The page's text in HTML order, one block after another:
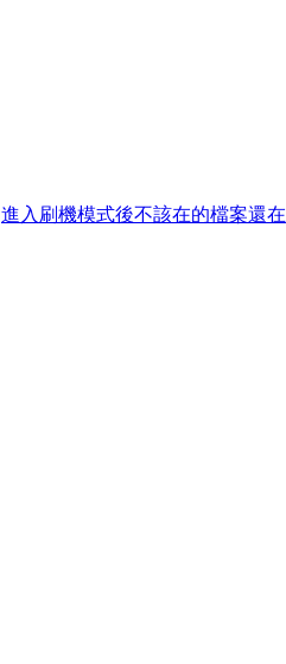
進入刷機模式後不該在的檔案還在